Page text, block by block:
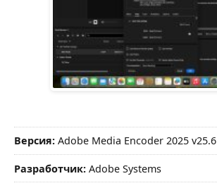
Версия: Adobe Media Encoder 2025 v25.6
Разработчик: Adobe Systems